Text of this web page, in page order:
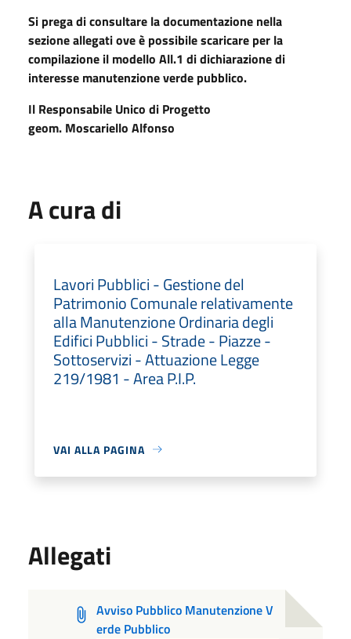
Si prega di consultare la documentazione nella
sezione allegati ove è possibile scaricare per la
compilazione il modello All.1 di dichiarazione di
interesse manutenzione verde pubblico.
Il Responsabile Unico di Progetto
geom. Moscariello Alfonso
A cura di
Lavori Pubblici - Gestione del
Patrimonio Comunale relativamente
alla Manutenzione Ordinaria degli
Edifici Pubblici - Strade - Piazze -
Sottoservizi - Attuazione Legge
219/1981 - Area P.I.P.
VAI ALLA PAGINA
Allegati
Avviso Pubblico Manutenzione V
erde Pubblico